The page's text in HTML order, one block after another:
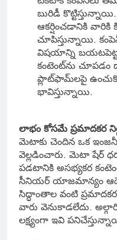
బురిడీ
ఆకర్షించడానికి వారికి
చూపిస్తున్నాయి.
విషయాన్ని
కంటెంట్‌ను
ప్లాట్‌ఫామ్‌లపై
భావిస్తున్నాయి.
లాభం కోసమే ప్రమాదకర
మెటాకు చెందిన ఒక
వెల్లడించారు. మెటా షేర్
పడటానికి అసభ్యకర
సీనియర్ యాజమాన్యం
సిద్ధాంతాల వంటి
వారు వెనుకాడలేదు.
లక్ష్యంగా ఇవి